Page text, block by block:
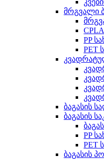
მრგვალი
PP
PET
ბაგასის
ბაგასის
PP
PET
ბაგასის